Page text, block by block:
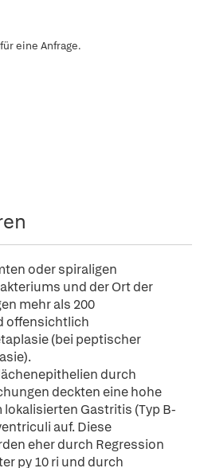
für eine Anfrage.
oder spiraligen
und der Ort der
mehr als 200
offensichtlich
(bei peptischer
durch
deckten eine hohe
Gastritis (Typ B-
auf. Diese
eher durch Regression
py 10 ri und durch